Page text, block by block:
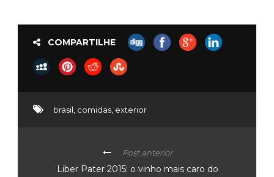
COMPARTILHE
brasil, comidas, exterior
Post anterior
Liber Pater 2015: o vinho mais caro do